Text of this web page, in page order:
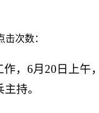
次数：
，6月20日上午
持。